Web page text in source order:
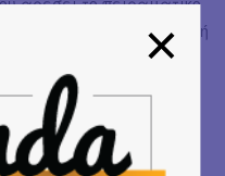
των ήχων. Αυτή η οπτική
με τις
η λογική διέπει και
Σιάμπο, τον βασικό
διαλόγου στο τι
με σεβασμό